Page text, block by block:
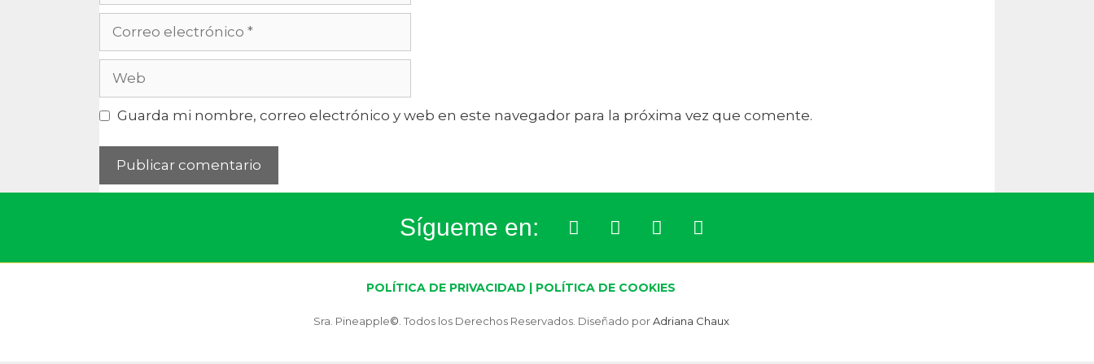
Guarda mi nombre, correo electrónico y web en este navegador para la próxima vez que comente.
Sígueme en:
POLÍTICA DE PRIVACIDAD | POLÍTICA DE COOKIES
Sra. Pineapple© . Todos los Derechos Reservados. Diseñado porAdriana Chaux